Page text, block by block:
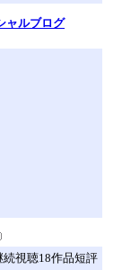
ャルブログ
視聴18作品短評